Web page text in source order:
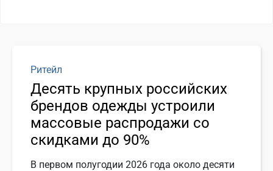
Ритейл
Десять крупных российских
брендов одежды устроили
массовые распродажи со
скидками до 90%
В первом полугодии 2026 года около десяти